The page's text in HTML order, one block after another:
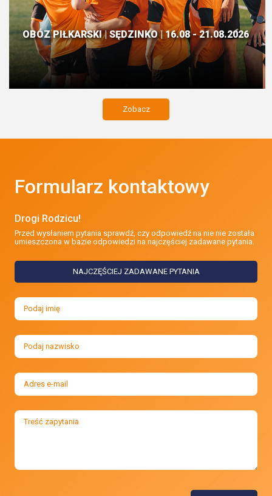
OBÓZ PIŁKARSKI | SĘDZINKO | 16.08 - 21.08.2026
Zobacz
Formularz kontaktowy
Drogi Rodzicu!
Przed wysłaniem pytania sprawdź, czy odpowiedź na nie nie została
umieszczona w bazie odpowiedzi na najczęściej zadawane pytania.
NAJCZĘŚCIEJ ZADAWANE PYTANIA